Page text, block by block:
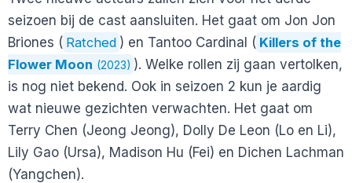
seizoen bij de cast aansluiten. Het gaat om Jon Jon
Briones ( Ratched ) en Tantoo Cardinal ( Killers of the
Flower Moon (2023) ). Welke rollen zij gaan vertolken,
is nog niet bekend. Ook in seizoen 2 kun je aardig
wat nieuwe gezichten verwachten. Het gaat om
Terry Chen (Jeong Jeong), Dolly De Leon (Lo en Li),
Lily Gao (Ursa), Madison Hu (Fei) en Dichen Lachman
(Yangchen).